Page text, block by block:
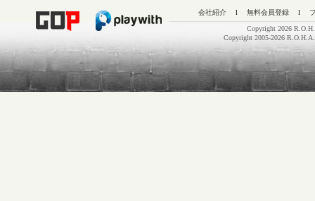
会社紹介 l 無料会員登録 l
Copyright 2026
Copyright 2005-2026